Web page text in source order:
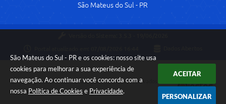
São Mateus do Sul - PR e os cookies: nosso site usa
cookies para melhorar a sua experiência de
navegação. Ao continuar você concorda com a
nossa Política de Cookies e Privacidade.
ACEITAR
PERSONALIZAR
São Mateus do Sul - PR
Copyright Instar - 2006-2026. Todos os direitos reservados -
Instar Tecnologia